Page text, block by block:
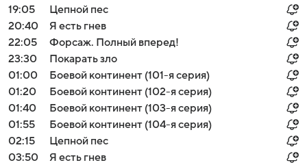
19:05
Цепной пес
20:40
Я есть гнев
22:05
Форсаж. Полный вперед!
23:30
Покарать зло
01:00
Боевой континент (101-я серия)
01:20
Боевой континент (102-я серия)
01:40
Боевой континент (103-я серия)
01:55
Боевой континент (104-я серия)
02:15
Цепной пес
03:50
Я есть гнев